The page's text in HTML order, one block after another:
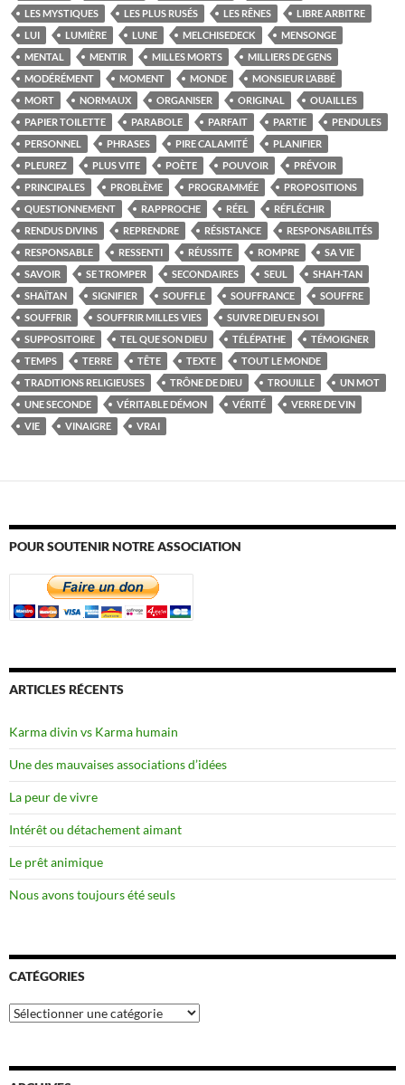
LES MYSTIQUES
LES PLUS RUSÉS LES RÊNES
LIBRE ARBITRE
LUI
LUMIÈRE LUNE MELCHISEDECK
MENSONGE
MENTAL
MENTIR MILLES MORTS
MILLIERS DE GENS
MODÉRÉMENT
MOMENT MONDE
MONSIEUR L’ABBÉ
MORT
NORMAUX ORGANISER ORIGINAL
OUAILLES
PAPIER TOILETTE
PARABOLE PARFAIT PARTIE
PENDULES
PERSONNEL
PHRASES PIRE CALAMITÉ
PLANIFIER
PLEUREZ
PLUS VITE POÈTE POUVOIR
PRÉVOIR
PRINCIPALES
PROBLÈME PROGRAMMÉE
PROPOSITIONS
QUESTIONNEMENT
RAPPROCHE RÉEL
RÉFLÉCHIR
RENDUS DIVINS
REPRENDRE RÉSISTANCE
RESPONSABILITÉS
RESPONSABLE
RESSENTI RÉUSSITE ROMPRE
SA VIE
SAVOIR
SE TROMPER SECONDAIRES SEUL
SHAH-TAN
SHAÏTAN
SIGNIFIER SOUFFLE SOUFFRANCE
SOUFFRE
SOUFFRIR
SOUFFRIR MILLES VIES
SUIVRE DIEU EN SOI
SUPPOSITOIRE
TEL QUE SON DIEU TÉLÉPATHE
TÉMOIGNER
TEMPS
TERRE TÊTE TEXTE
TOUT LE MONDE
TRADITIONS RELIGIEUSES
TRÔNE DE DIEU TROUILLE
UN MOT
UNE SECONDE
VÉRITABLE DÉMON VÉRITÉ
VERRE DE VIN
VIE
VINAIGRE VRAI
POUR SOUTENIR NOTRE ASSOCIATION
ARTICLES RÉCENTS
Karma divin vs Karma humain
Une des mauvaises associations d’idées
La peur de vivre
Intérêt ou détachement aimant
Le prêt animique
Nous avons toujours été seuls
CATÉGORIES
Catégories